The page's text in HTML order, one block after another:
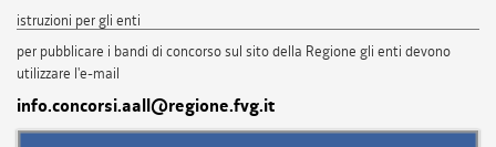
istruzioni per gli enti
per pubblicare i bandi di concorso sul sito della Regione gli enti devono
utilizzare l'e-mail
info.concorsi.aall@regione.fvg.it